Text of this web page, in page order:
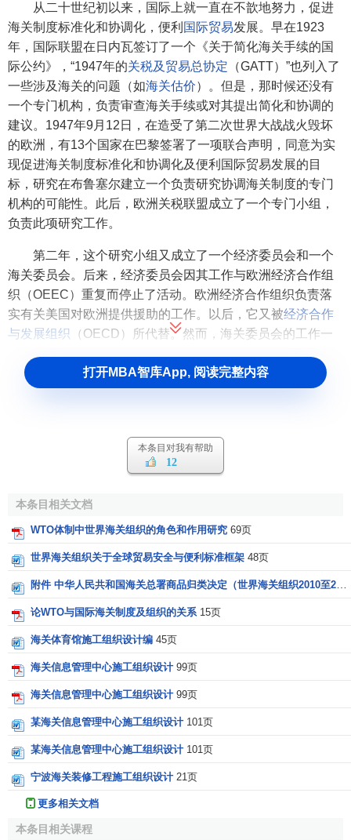
从二十世纪初以来，国际上就一直在不歆地努力，促进
海关制度标准化和协调化，便利 国际贸易发展。早在1923
年，国际联盟在日内瓦签订了一个《关于简化海关手续的国
际公约》，“1947年的关税及贸易总协定 （GATT）”也列入了
一些涉及海关的问题（如海关估价）。但是，那时候还没有
一个专门机构，负责审查海关手续或对其提出简化和协调的
建议。1947年9月12日，在造受了第二次世界大战战火毁坏
的欧洲，有13个国家在巴黎签署了一项联合声明，同意为实
现促进海关制度标准化和协调化及便利国际贸易发展的目
标，研究在布鲁塞尔建立一个负责研究协调海关制度的专门
机构的可能性。此后，欧洲关税联盟成立了一个专门小组，
负责此项研究工作。
第二年，这个研究小组又成立了一个经济委员会和一个
海关委员会。后来，经济委员会因其工作与欧洲经济合作组
织（OEEC）重复而停止了活动。欧洲经济合作组织负责落
实有关美国对欧洲提供援助的工作。以后，它又被经济合作
与发展组织
（OECD）所代替。然而，海关委员会的工作一
海关技术问题进行比较研究，使这些国家的海关制度协调化
和标准化；制订一个统一的商品分类目录和采用一个统一的
订的三个公约奠定了基础。这三个公约分别是：
日生效）
2、《关于海关货物估价的公约》（1953年7月28日生
效）
3、 《关于海关税则商品归类目录的公约》（1959年9月
11日生效）
海关合作理事会因此于1952年在比利时首都布鲁塞尔诞
生。该组织的第一次理事会全体会议于1953年1月26日举
行，共有17个成员的代表团参加会议。后来，1月26日就被
定为“国际海关日”，WCO和许多成员海关都在每年的这一天
举办一些活动，如庆祝成立WCO的周年纪念和宣传海关的活
理事会年会举行了一个规模较大的庆祝活动。
截止目前，WCO总共有161个成员，每个成员都拥有同
样的权利和义务。第一个加入该组织的非欧洲国家成员是巴
基斯坦。中国于1983年7月18日成为该组织的正式成员。香
打开MBA智库App, 阅读完整内容
本条目对我有帮助
12
本条目相关文档
WTO体制中世界海关组织的角色和作用研究 69页
世界海关组织关于全球贸易安全与便利标准框架 48页
附件 中华人民共和国海关总署商品归类决定（世界海关组织2010至2011年商品归类决定）
论WTO与国际海关制度及组织的关系 15页
海关体育馆施工组织设计编 45页
海关信息管理中心施工组织设计 99页
海关信息管理中心施工组织设计 99页
某海关信息管理中心施工组织设计 101页
某海关信息管理中心施工组织设计 101页
宁波海关装修工程施工组织设计 21页
更多相关文档
本条目相关课程